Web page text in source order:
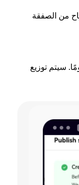
من الصفقة
الاشتراك، سيتمكن المستخدمون من استخدام الإشارة. كل اشتراك صالح لمدة 30 يومًا. سيتم توزيع